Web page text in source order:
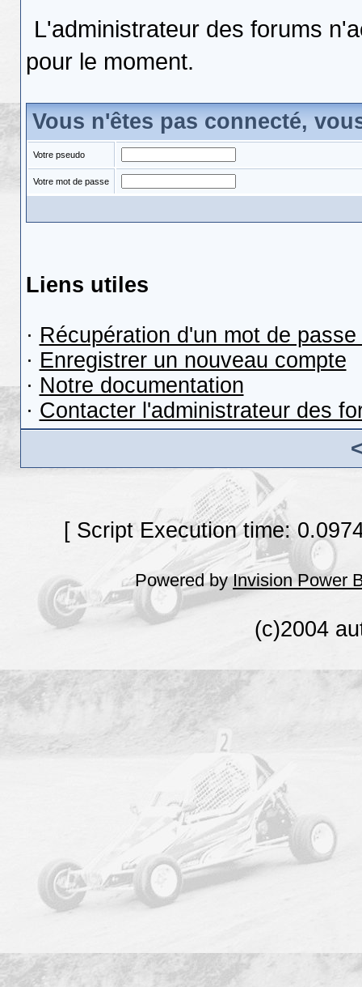
L'administrateur des forums
pour le moment.
Vous n'êtes pas connecté,
Votre pseudo
Votre mot de passe
Liens utiles
· Récupération d'un mot de passe
· Enregistrer un nouveau compte
· Notre documentation
· Contacter l'administrateur des
[ Script Execution time:
Powered byInvision Power
(c)2004